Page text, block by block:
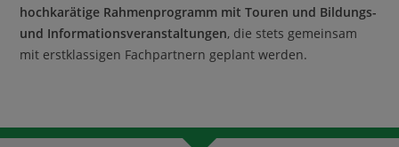
hochkarätige Rahmenprogramm mit Touren und Bildungs-
und Informationsveranstaltungen, die stets gemeinsam
mit erstklassigen Fachpartnern geplant werden.